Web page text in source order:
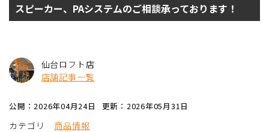
スピーカー、PAシステムのご相談承っております！
仙台ロフト店
店舗記事一覧
公開：2026年04月24日 更新：2026年05月31日
カテゴリ
商品情報